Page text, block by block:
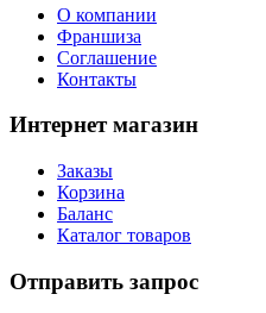
О компании
Франшиза
Соглашение
Контакты
Интернет магазин
Заказы
Корзина
Баланс
Каталог товаров
Отправить запрос